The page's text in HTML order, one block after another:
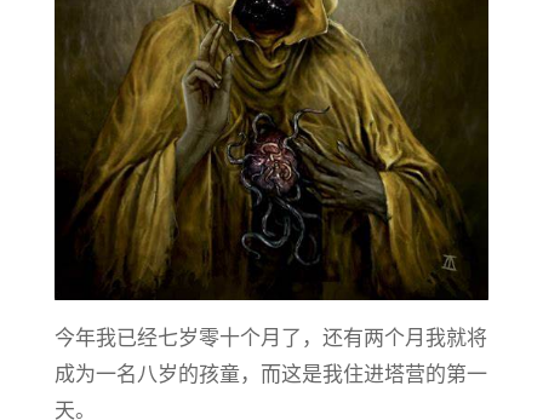
今年我已经七岁零十个月了，还有两个月我就将
成为一名八岁的孩童，而这是我住进塔营的第一
天。